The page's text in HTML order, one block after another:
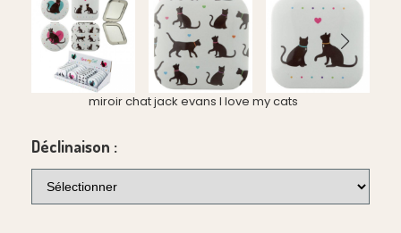
miroir chat jack evans I love my cats
Déclinaison :